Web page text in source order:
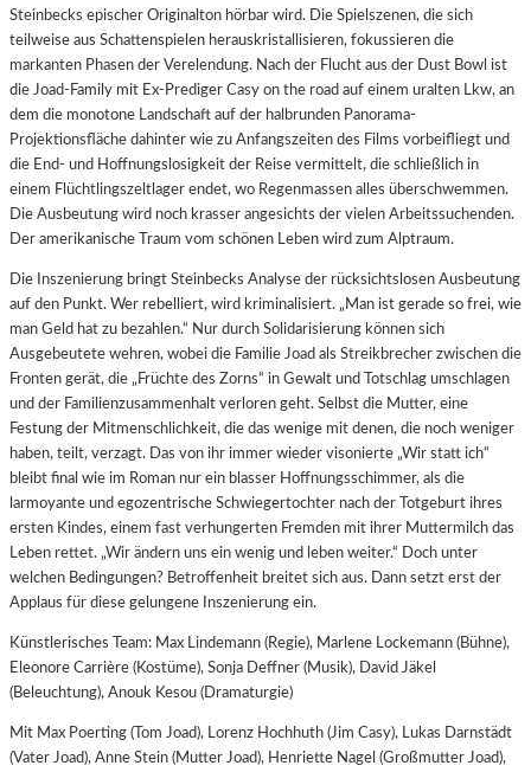
Steinbecks epischer Originalton hörbar wird. Die Spielszenen, die sich
teilweise aus Schattenspielen herauskristallisieren, fokussieren die
markanten Phasen der Verelendung. Nach der Flucht aus der Dust Bowl ist
die Joad-Family mit Ex-Prediger Casy on the road auf einem uralten Lkw, an
dem die monotone Landschaft auf der halbrunden Panorama-
Projektionsfläche dahinter wie zu Anfangszeiten des Films vorbeifliegt und
die End- und Hoffnungslosigkeit der Reise vermittelt, die schließlich in
einem Flüchtlingszeltlager endet, wo Regenmassen alles überschwemmen.
Die Ausbeutung wird noch krasser angesichts der vielen Arbeitssuchenden.
Der amerikanische Traum vom schönen Leben wird zum Alptraum.
Die Inszenierung bringt Steinbecks Analyse der rücksichtslosen Ausbeutung
auf den Punkt. Wer rebelliert, wird kriminalisiert. „Man ist gerade so frei, wie
man Geld hat zu bezahlen.“ Nur durch Solidarisierung können sich
Ausgebeutete wehren, wobei die Familie Joad als Streikbrecher zwischen die
Fronten gerät, die „Früchte des Zorns“ in Gewalt und Totschlag umschlagen
und der Familienzusammenhalt verloren geht. Selbst die Mutter, eine
Festung der Mitmenschlichkeit, die das wenige mit denen, die noch weniger
haben, teilt, verzagt. Das von ihr immer wieder visonierte „Wir statt ich“
bleibt final wie im Roman nur ein blasser Hoffnungsschimmer, als die
larmoyante und egozentrische Schwiegertochter nach der Totgeburt ihres
ersten Kindes, einem fast verhungerten Fremden mit ihrer Muttermilch das
Leben rettet. „Wir ändern uns ein wenig und leben weiter.“ Doch unter
welchen Bedingungen? Betroffenheit breitet sich aus. Dann setzt erst der
Applaus für diese gelungene Inszenierung ein.
Künstlerisches Team: Max Lindemann (Regie), Marlene Lockemann (Bühne),
Eleonore Carrière (Kostüme), Sonja Deffner (Musik), David Jäkel
(Beleuchtung), Anouk Kesou (Dramaturgie)
Mit Max Poerting (Tom Joad), Lorenz Hochhuth (Jim Casy), Lukas Darnstädt
(Vater Joad), Anne Stein (Mutter Joad), Henriette Nagel (Großmutter Joad),